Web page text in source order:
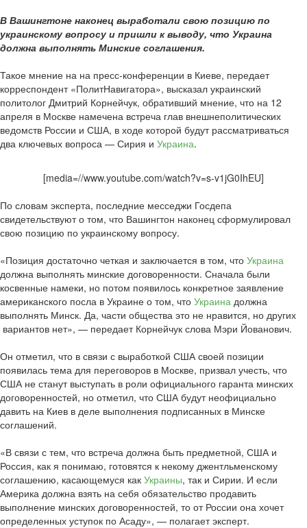
В Вашингтоне наконец выработали свою позицию по
украинскому вопросу и пришли к выводу, что Украина
должна выполнять Минские соглашения.
Такое мнение на на пресс-конференции в Киеве, передает
корреспондент «ПолитНавигатора», высказал украинский
политолог Дмитрий Корнейчук, обративший мнение, что на 12
апреля в Москве намечена встреча глав внешнеполитических
ведомств России и США, в ходе которой будут рассматриваться
два ключевых вопроса — Сирия и Украина.
[media=//www.youtube.com/watch?v=s-v1jG0IhEU]
По словам эксперта, последние месседжи Госдепа
свидетельствуют о том, что Вашингтон наконец сформулировал
свою позицию по украинскому вопросу.
«Позиция достаточно четкая и заключается в том, что Украина
должна выполнять минские договоренности. Сначала были
косвенные намеки, но потом появилось конкретное заявление
американского посла в Украине о том, что Украина должна
выполнять Минск. Да, части общества это не нравится, но других
вариантов нет», — передает Корнейчук слова Мэри Йованович.
Он отметил, что в связи с выработкой США своей позиции
появилась тема для переговоров в Москве, призвал учесть, что
США не станут выступать в роли официального гаранта минских
договоренностей, но отметил, что США будут неофициально
давить на Киев в деле выполнения подписанных в Минске
соглашений.
«В связи с тем, что встреча должна быть предметной, США и
Россия, как я понимаю, готовятся к некому джентльменскому
соглашению, касающемуся как Украины, так и Сирии. И если
Америка должна взять на себя обязательство продавить
выполнение минских договоренностей, то от России она хочет
определенных уступок по Асаду», — полагает эксперт.